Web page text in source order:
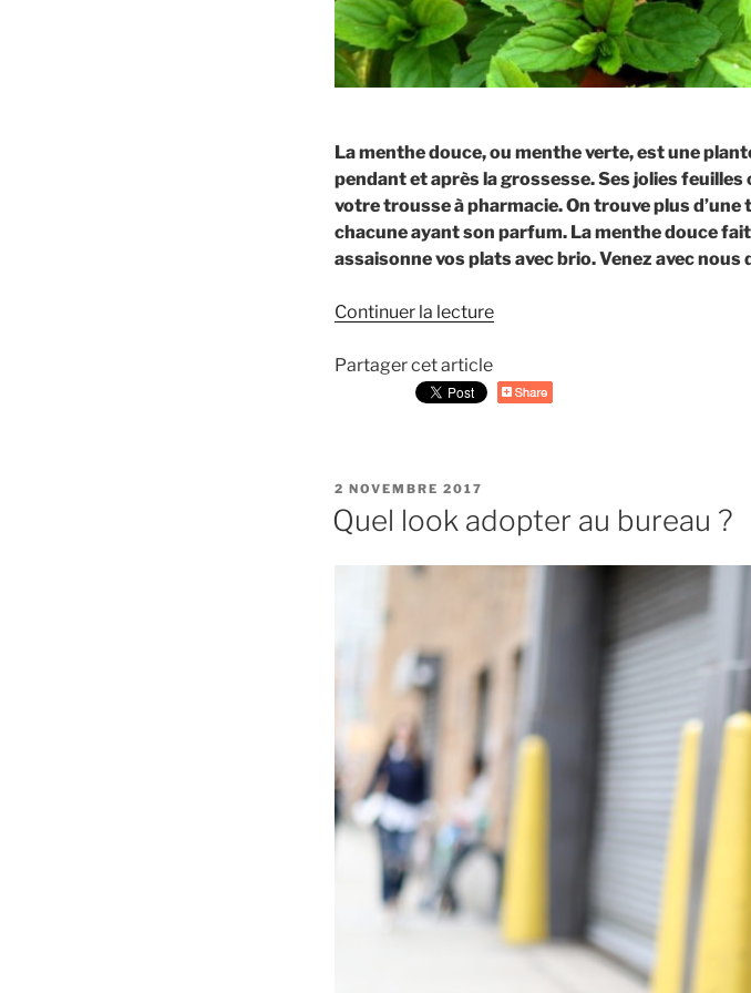
La menthe douce, ou menthe verte, est une
pendant et après la grossesse. Ses jolies
votre trousse à pharmacie. On trouve plus
chacune ayant son parfum. La menthe douce
assaisonne vos plats avec brio. Venez avec
Continuer la lecture
grossesse
choc
Partager cet article
PUBLIÉ
LE
2 NOVEMBRE 2017
Quel look adopter au bureau ?